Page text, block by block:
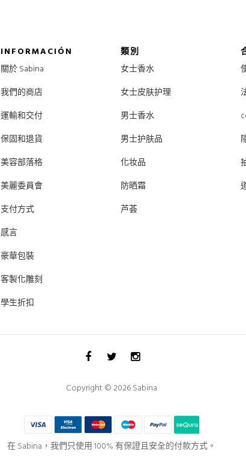
INFORMACIÓN
關於 Sabina
我們的商店
運輸和交付
保固和退貨
美容部落格
美麗委員會
支付方式
感言
豪華包裝
客製化雕刻
學生折扣
類別
女士香水
女士皮肤护理
男士香水
男士护肤品
化妆品
防晒霜
芦荟
Copyright © 2026 Sabina
在 Sabina，我們只使用 100% 有保證且安全的付款方式。